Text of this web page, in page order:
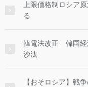
上限価格制ロシア
る
韓電法改正 韓国経
沙汰
【おそロシア】